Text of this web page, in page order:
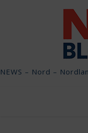
NEWS – Nord –